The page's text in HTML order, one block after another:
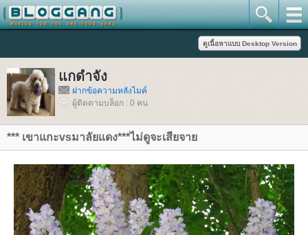
กดำจัง
ฝากข้อความหลังไมค์
ผู้ติดตามบล็อก : 0 คน
*** เขาแกะvsมาลัยแดง***ไม่ดูจะเสียจา